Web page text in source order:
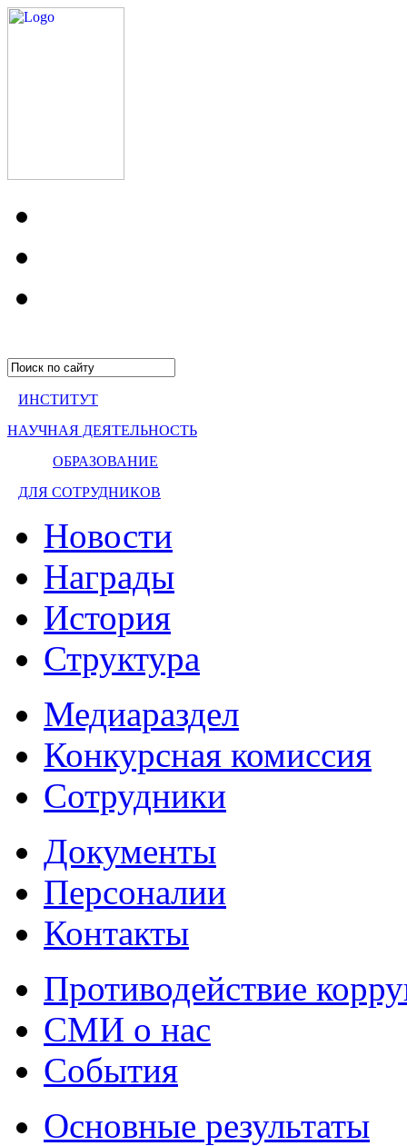
ИНСТИТУТ
НАУЧНАЯ ДЕЯТЕЛЬНОСТЬ
ОБРАЗОВАНИЕ
ДЛЯ СОТРУДНИКОВ
Новости
Награды
История
Структура
Медиараздел
Конкурсная комиссия
Сотрудники
Документы
Персоналии
Контакты
Противодействие
СМИ о нас
События
Основные результаты